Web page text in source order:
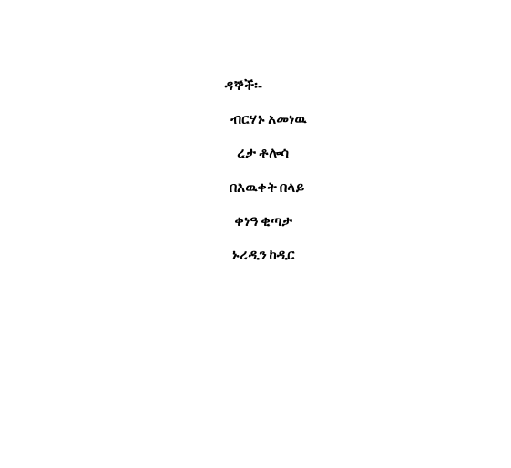
ዳኞች፡-
ብርሃኑአመነዉ
ረታቶሎሳ
በእዉቀት በላይ
ቀነዓ ቂጣታ
ኑረዲን ከዲር